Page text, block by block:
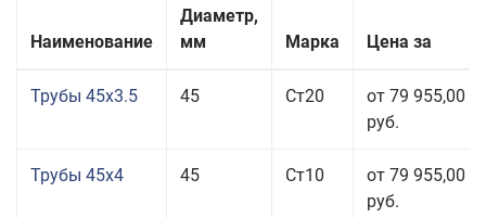
Наименование
Диаметр,
мм
Марка Цена за
Трубы 45x3.5 45 Ст20
от 79 955,00
руб.
Трубы 45x4 45 Ст10
от 79 955,00
руб.